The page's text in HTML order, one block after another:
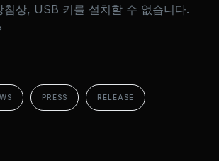
침상, USB 키를 설치할 수 없습니다.
PRESS RELEASE